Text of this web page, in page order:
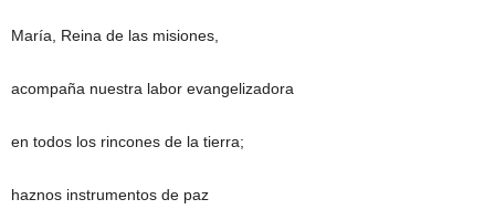
María, Reina de las misiones,
acompaña nuestra labor evangelizadora
en todos los rincones de la tierra;
haznos instrumentos de paz